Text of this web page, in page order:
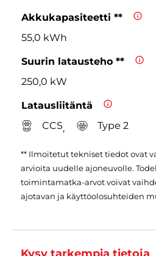
Akkukapasiteetti **
55,0 kWh
Suurin latausteho **
250,0 kW
Latausliitäntä
CCS, Type 2
** Ilmoitetut tekniset tiedot ovat
arvioita uudelle ajoneuvolle.
toimintamatka-arvot voivat
ajotavan ja käyttöolosuhteiden